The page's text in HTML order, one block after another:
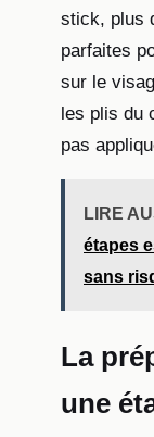
stick, plus
parfaites
sur le
les plis du
pas
LIRE
étapes
sans
La
une